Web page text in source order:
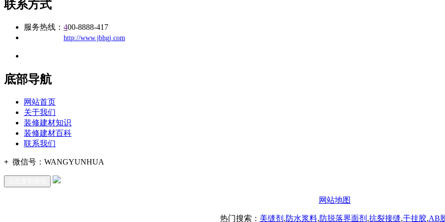
联系方式
服务热线： 400-8888-417
http://www.jbhgj.com
底部导航
网站首页
关于我们
装修建材知识
装修建材百科
联系我们
+ 微信号： WANGYUNHUA
网站地图
热门搜索： 美缝剂 ,防水浆料,防脱落界面剂 ,抗裂接缝,干挂胶,AB